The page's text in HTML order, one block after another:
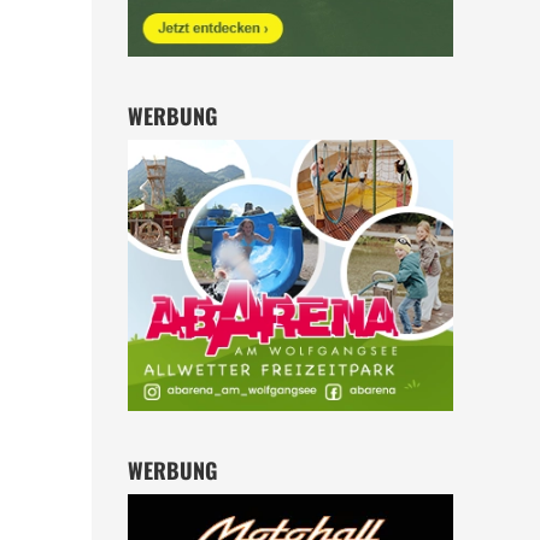
WERBUNG
WERBUNG